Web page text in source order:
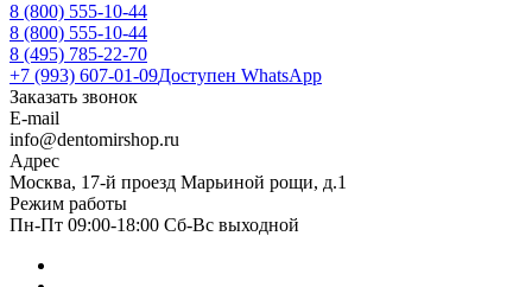
8 (800) 555-10-44
8 (800) 555-10-44
8 (495) 785-22-70
+7 (993) 607-01-09Доступен WhatsApp
Заказать звонок
E-mail
info@dentomirshop.ru
Адрес
Москва, 17-й проезд Марьиной рощи, д.1
Режим работы
Пн-Пт 09:00-18:00 Сб-Вс выходной